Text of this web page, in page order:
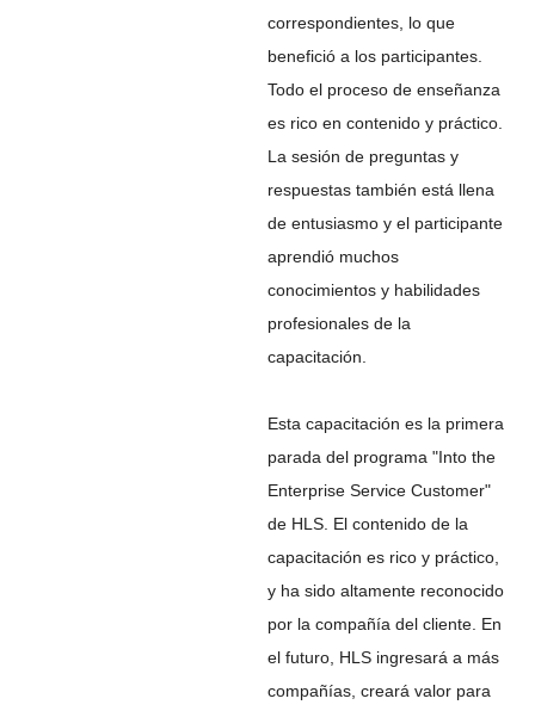
correspondientes, lo que
benefició a los participantes.
Todo el proceso de enseñanza
es rico en contenido y práctico.
La sesión de preguntas y
respuestas también está llena
de entusiasmo y el participante
aprendió muchos
conocimientos y habilidades
profesionales de la
capacitación.
Esta capacitación es la primera
parada del programa "Into the
Enterprise Service Customer"
de HLS. El contenido de la
capacitación es rico y práctico,
y ha sido altamente reconocido
por la compañía del cliente. En
el futuro, HLS ingresará a más
compañías, creará valor para